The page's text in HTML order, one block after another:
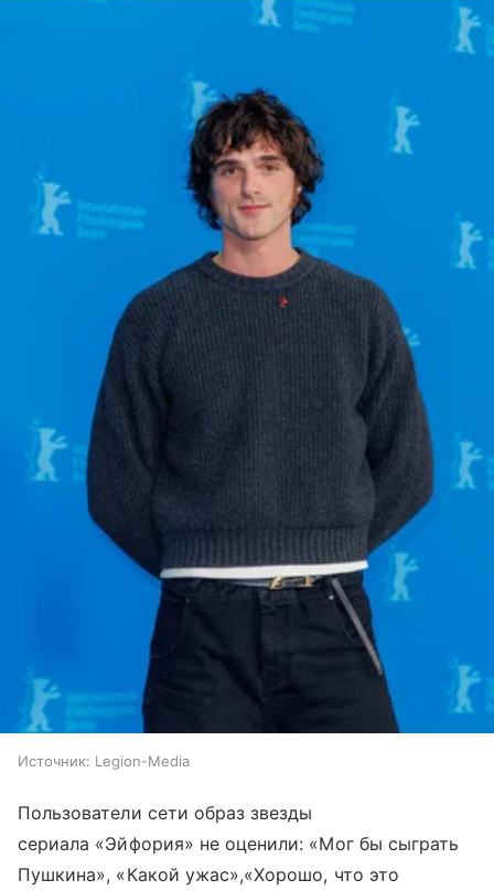
Источник: Legion-Media
Пользователи сети образ звезды
сериала «Эйфория» не оценили: «Мог бы сыграть
Пушкина», «Какой ужас»,«Хорошо, что это